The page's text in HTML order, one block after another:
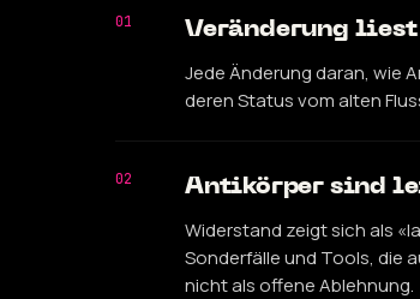
01 Veränderung
Jede Änderung daran, wie
deren Status vom alten
02 Antikörper sind
Widerstand zeigt sich als
Sonderfälle und Tools, die
nicht als offene Ablehnung.